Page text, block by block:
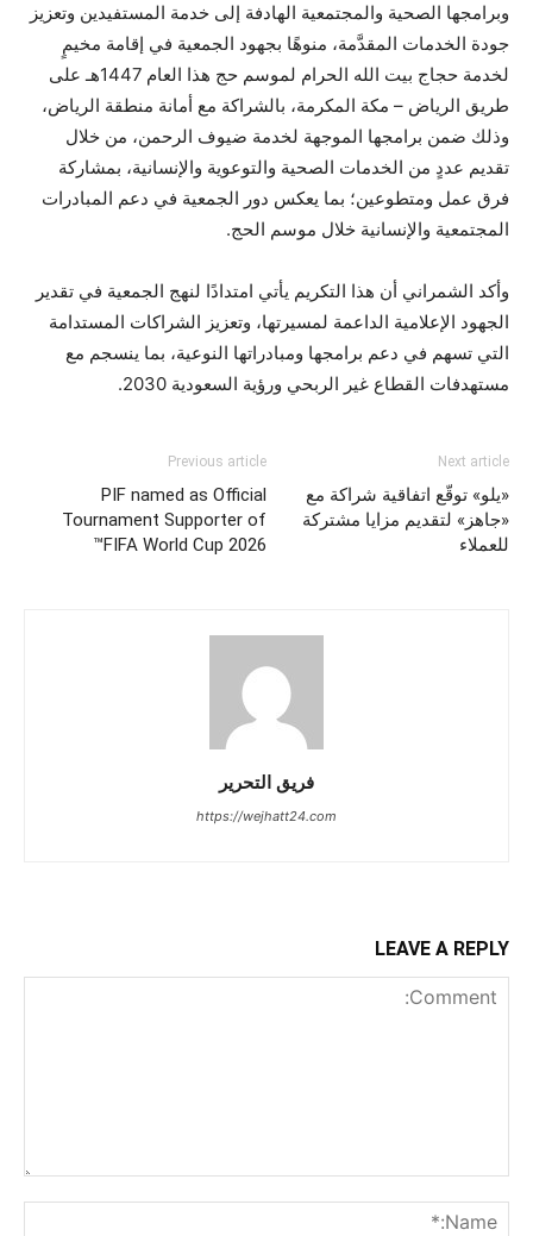
وبرامجها الصحية والمجتمعية الهادفة إلى خدمة المستفيدين وتعزيز
جودة الخدمات المقدَّمة، منوهًا بجهود الجمعية في إقامة مخيمٍ
لخدمة حجاج بيت الله الحرام لموسم حج هذا العام 1447هـ على
طريق الرياض – مكة المكرمة، بالشراكة مع أمانة منطقة الرياض،
وذلك ضمن برامجها الموجهة لخدمة ضيوف الرحمن، من خلال
تقديم عددٍ من الخدمات الصحية والتوعوية والإنسانية، بمشاركة
فرق عمل ومتطوعين؛ بما يعكس دور الجمعية في دعم المبادرات
المجتمعية والإنسانية خلال موسم الحج.
وأكد الشمراني أن هذا التكريم يأتي امتدادًا لنهج الجمعية في تقدير
الجهود الإعلامية الداعمة لمسيرتها، وتعزيز الشراكات المستدامة
التي تسهم في دعم برامجها ومبادراتها النوعية، بما ينسجم مع
مستهدفات القطاع غير الربحي ورؤية السعودية 2030.
Previous article
PIF named as Official
Tournament Supporter of
FIFA World Cup 2026™️
Next article
«يلو» توقّع اتفاقية شراكة مع
«جاهز» لتقديم مزايا مشتركة
للعملاء
فريق التحرير
https://wejhatt24.com
LEAVE A REPLY